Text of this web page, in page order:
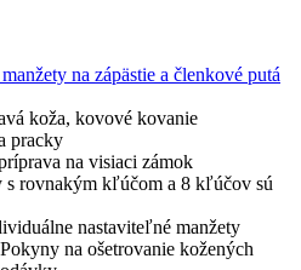
na zápästie a členkové putá
koža, kovové kovanie
pracky
na visiaci zámok
s rovnakým kľúčom a 8 kľúčov sú
nastaviteľné manžety
na ošetrovanie kožených